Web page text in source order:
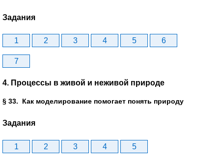
Задания
1 2 3 4 5 6
7
4. Процессы в живой и неживой природе
§ 33. Как моделирование помогает понять природу
Задания
1 2 3 4 5